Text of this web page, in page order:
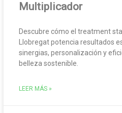
Multiplicador
Descubre cómo el treatment
Llobregat potencia resultados
sinergias, personalización y
belleza sostenible.
LEER MÁS »